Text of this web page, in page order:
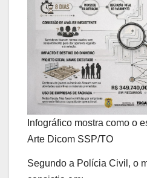
Infográfico mostra como o
Arte Dicom SSP/TO
Segundo a Polícia Civil, o